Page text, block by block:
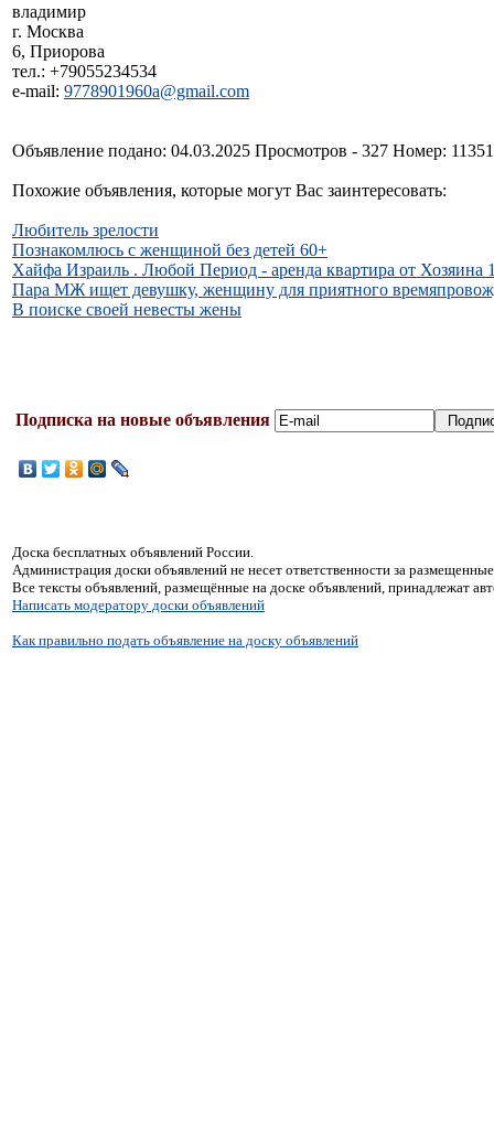
владимир
г. Москва
6, Приорова
тел.: +79055234534
e-mail: 9778901960a@gmail.com
Объявление подано: 04.03.2025 Просмотров - 327 Номер:
Похожие объявления, которые могут Вас заинтересовать:
Любитель зрелости
Познакомлюсь с женщиной без детей 60+
Хайфа Израиль . Любой Период - аренда квартира от Хозяина
Пара МЖ ищет девушку, женщину для приятного
В поиске своей невесты жены
Подписка на новые объявления
Доска бесплатных объявлений России.
Администрация доски объявлений не несет ответственности за
Все тексты объявлений, размещённые на доске объявлений, принадлежат
Написать модератору доски объявлений
Как правильно подать объявление на доску объявлений